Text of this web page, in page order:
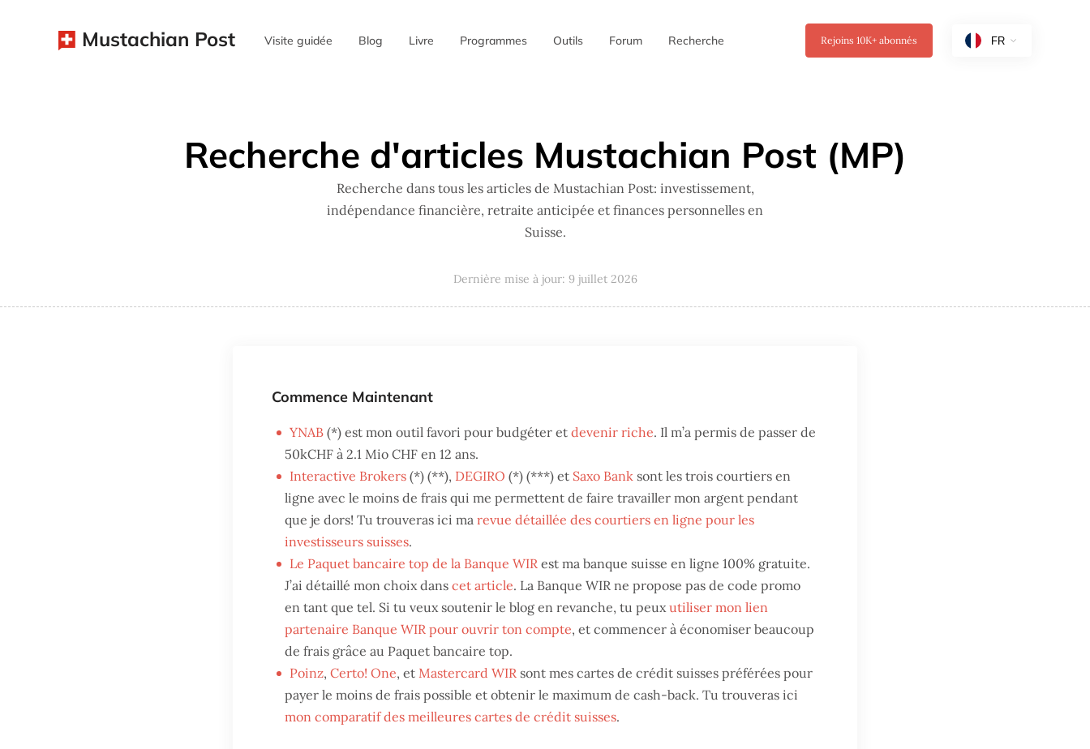
Mustachian Post Visite guidée Blog Livre Programmes Outils Forum Recherche Rejoins 10K+ abonnés
Recherche d'articles Mustachian Post (MP)
Recherche dans tous les articles de Mustachian Post: investissement,
indépendance financière, retraite anticipée et finances personnelles en
Suisse.
Dernière mise à jour: 9 juillet 2026
Commence Maintenant
YNAB (*) est mon outil favori pour budgéter et devenir riche. Il m’a permis de passer de
50kCHF à 2.1 Mio CHF en 12 ans.
Interactive Brokers (*) (**), DEGIRO (*) (***) et Saxo Bank sont les trois courtiers en
ligne avec le moins de frais qui me permettent de faire travailler mon argent pendant
que je dors! Tu trouveras ici ma revue détaillée des courtiers en ligne pour les
investisseurs suisses.
Le Paquet bancaire top de la Banque WIR est ma banque suisse en ligne 100% gratuite.
J’ai détaillé mon choix dans cet article. La Banque WIR ne propose pas de code promo
en tant que tel. Si tu veux soutenir le blog en revanche, tu peuxutiliser mon lien
partenaire Banque WIR pour ouvrir ton compte, et commencer à économiser beaucoup
de frais grâce au Paquet bancaire top.
Poinz, Certo! One, et Mastercard WIR sont mes cartes de crédit suisses préférées pour
payer le moins de frais possible et obtenir le maximum de cash-back. Tu trouveras ici
mon comparatif des meilleures cartes de crédit suisses.